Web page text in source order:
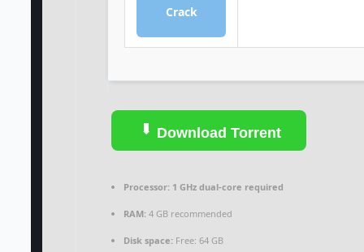
Crack
Download Torrent
Processor: 1 GHz dual-core required
RAM: 4 GB recommended
Disk space: Free: 64 GB